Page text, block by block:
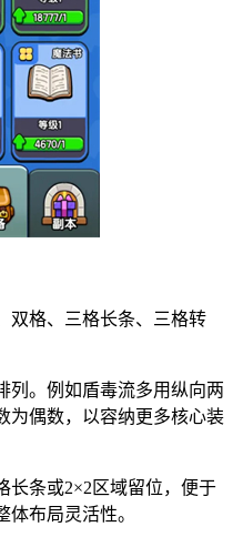
双格、三格长条、三格转
列。例如盾毒流多用纵向两
为偶数，以容纳更多核心装
长条或2×2区域留位，便于
布局灵活性。